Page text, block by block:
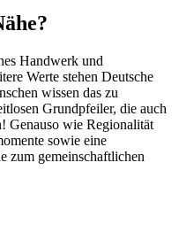
Handwerk und
Werte stehen Deutsche
wissen das zu
Grundpfeiler, die auch
Genauso wie Regionalität
sowie eine
zum gemeinschaftlichen